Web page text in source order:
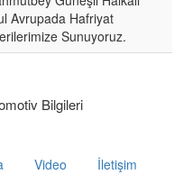
Avrupada Hafriyat
Sunuyoruz.
Bilgileri
Video İletişim